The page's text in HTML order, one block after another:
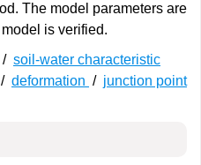
The model parameters are
is verified.
/ soil-water characteristic
/ deformation / junction point